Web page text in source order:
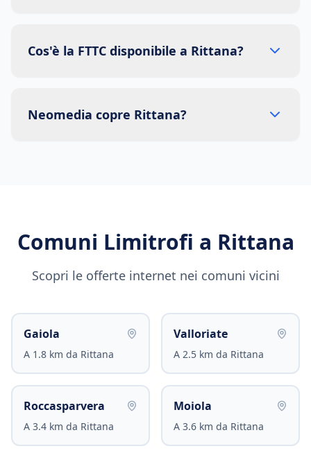
Cos'è la FTTC disponibile a Rittana?
Neomedia copre Rittana?
Comuni Limitrofi a Rittana
Scopri le offerte internet nei comuni vicini
Gaiola
A 1.8 km da Rittana
Valloriate
A 2.5 km da Rittana
Roccasparvera
A 3.4 km da Rittana
Moiola
A 3.6 km da Rittana